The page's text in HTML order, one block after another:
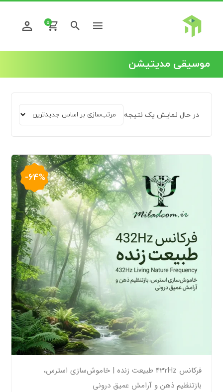
0
موسیقی مدیتیشن
در حال نمایش یک نتیجه
-64%
فرکانس 432Hz طبیعت زنده | خاموش‌سازی استرس،
بازتنظیم ذهن و آرامش عمیق درونی